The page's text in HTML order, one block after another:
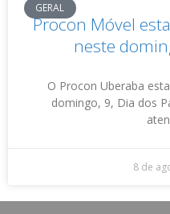
GERAL
Procon Móvel
neste
O Procon Uberaba
domingo, 9, Dia dos
8 de